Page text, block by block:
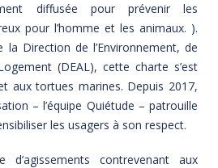
diffusée pour prévenir les
pour l’homme et les animaux. ).
la Direction de l’Environnement, de
(DEAL), cette charte s’est
aux tortues marines. Depuis 2017,
– l’équipe Quiétude – patrouille
les usagers à son respect.
contrevenant aux